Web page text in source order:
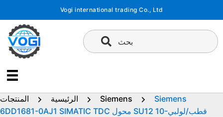
المحتوى
Vogi international trading Co., Ltd
بحث
الرئيسية المنتجات Siemens
Siemens
6DD1681-0AJ1 SIMATIC TDC محول SU12 10-قطب/لولبي